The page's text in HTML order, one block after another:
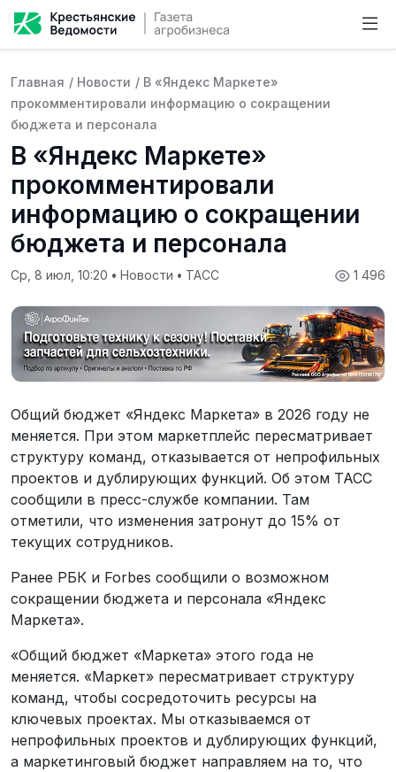
Главная / Новости / В «Яндекс Маркете»
прокомментировали информацию о сокращении
бюджета и персонала
В «Яндекс Маркете»
прокомментировали
информацию о сокращении
бюджета и персонала
1 496
Ср, 8 июл, 10:20 • Новости • ТАСС
Общий бюджет «Яндекс Маркета» в 2026 году не
меняется. При этом маркетплейс пересматривает
структуру команд, отказывается от непрофильных
проектов и дублирующих функций. Об этом ТАСС
сообщили в пресс-службе компании. Там
отметили, что изменения затронут до 15% от
текущих сотрудников.
Ранее РБК и Forbes сообщили о возможном
сокращении бюджета и персонала «Яндекс
Маркета».
«Общий бюджет «Маркета» этого года не
меняется. «Маркет» пересматривает структуру
команд, чтобы сосредоточить ресурсы на
ключевых проектах. Мы отказываемся от
непрофильных проектов и дублирующих функций,
а маркетинговый бюджет направляем на то, что